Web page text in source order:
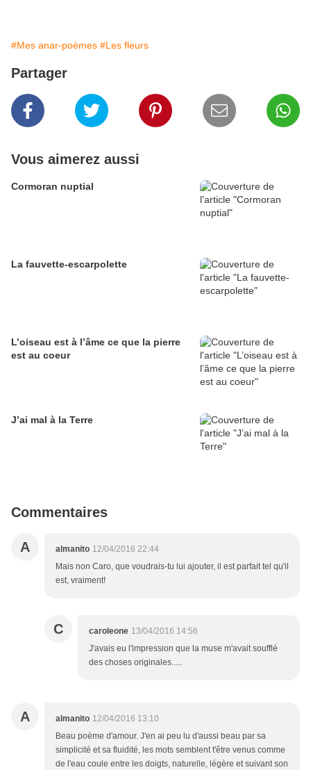
#Mes anar-poèmes #Les fleurs
Partager
Vous aimerez aussi
Cormoran nuptial
La fauvette-escarpolette
L’oiseau est à l’âme ce que la pierre
est au coeur
J’ai mal à la Terre
Commentaires
A almanito 12/04/2016 22:44
Mais non Caro, que voudrais-tu lui ajouter, il est parfait tel qu'il
est, vraiment!
C caroleone 13/04/2016 14:56
J'avais eu l'impression que la muse m'avait soufflé
des choses originales.....
A almanito 12/04/2016 13:10
Beau poème d'amour. J'en ai peu lu d'aussi beau par sa
simplicité et sa fluidité, les mots semblent t'être venus comme
de l'eau coule entre les doigts, naturelle, légère et suivant son